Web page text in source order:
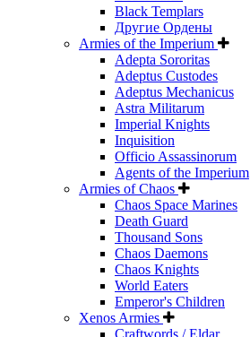
Black Templars
Другие Ордены
Armies of the Imperium
Adepta Sororitas
Adeptus Custodes
Adeptus Mechanicus
Astra Militarum
Imperial Knights
Inquisition
Officio Assassinorum
Agents of the Imperium
Armies of Chaos
Chaos Space Marines
Death Guard
Thousand Sons
Chaos Daemons
Chaos Knights
World Eaters
Emperor's Children
Xenos Armies
Craftwords / Eldar